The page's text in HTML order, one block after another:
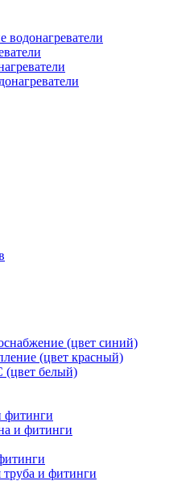
водонагреватели
(цвет синий)
(цвет красный)
(цвет белый)
фитинги
и фитинги
и фитинги